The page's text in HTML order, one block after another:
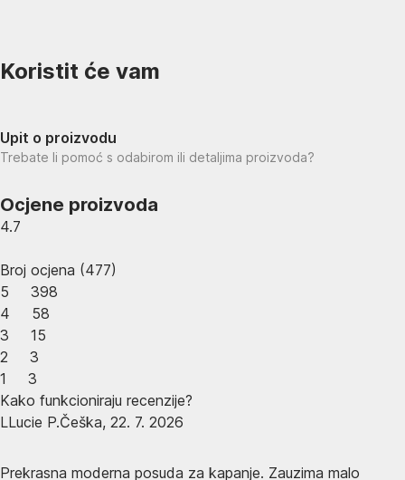
Koristit će vam
Upit o proizvodu
Trebate li pomoć s odabirom ili detaljima proizvoda?
Ocjene proizvoda
4.7
Broj ocjena (477)
5
398
4
58
3
15
2
3
1
3
Kako funkcioniraju recenzije?
LLucie P.Češka, 22. 7. 2026
Prekrasna moderna posuda za kapanje. Zauzima malo